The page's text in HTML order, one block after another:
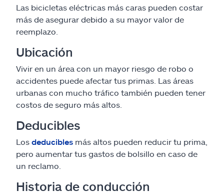
Las bicicletas eléctricas más caras pueden costar
más de asegurar debido a su mayor valor de
reemplazo.
Ubicación
Vivir en un área con un mayor riesgo de robo o
accidentes puede afectar tus primas. Las áreas
urbanas con mucho tráfico también pueden tener
costos de seguro más altos.
Deducibles
Los deducibles más altos pueden reducir tu prima,
pero aumentar tus gastos de bolsillo en caso de
un reclamo.
Historia de conducción